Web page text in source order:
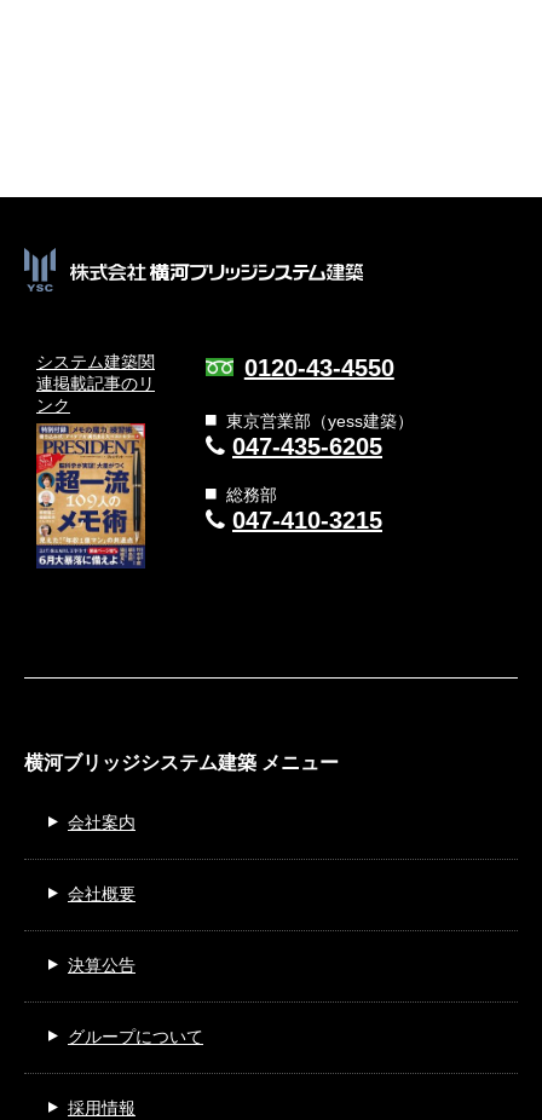
システム建築関
連掲載記事のリ
ンク
0120-43-4550
東京営業部（yess建築）
047-435-6205
総務部
047-410-3215
横河ブリッジシステム建築 メニュー
会社案内
会社概要
決算公告
グループについて
採用情報